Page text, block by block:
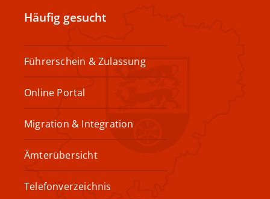
Häufig gesucht
Führerschein & Zulassung
Online Portal
Migration & Integration
Ämterübersicht
Telefonverzeichnis